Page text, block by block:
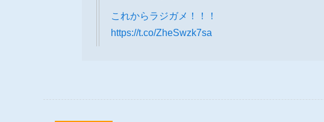
これからラジガメ！！！
https://t.co/ZheSwzk7sa